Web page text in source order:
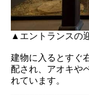
▲エントランスの
建物に入るとすぐ
配され、アオキや
れています。